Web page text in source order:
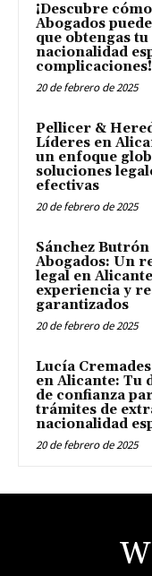
¡Descubre
Abogados
que obtengas tu
nacionalidad
complicaciones!
20 de febrero de 2025
Pellicer &
Líderes en
un enfoque
soluciones
efectivas
20 de febrero de 2025
Sánchez Butrón
Abogados: Un
legal en
experiencia y
garantizados
20 de febrero de 2025
Lucía
en Alicante: Tu
de confianza
trámites de
nacionalidad
20 de febrero de 2025